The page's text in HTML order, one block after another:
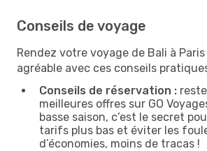
Conseils de voyage
Rendez votre voyage de Bali à
agréable avec ces conseils
Conseils de réservation :
meilleures offres sur GO
basse saison, c’est le secret
tarifs plus bas et éviter les
d’économies, moins de tracas !